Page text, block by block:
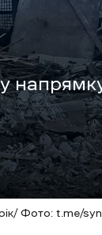
Фото: t.me/